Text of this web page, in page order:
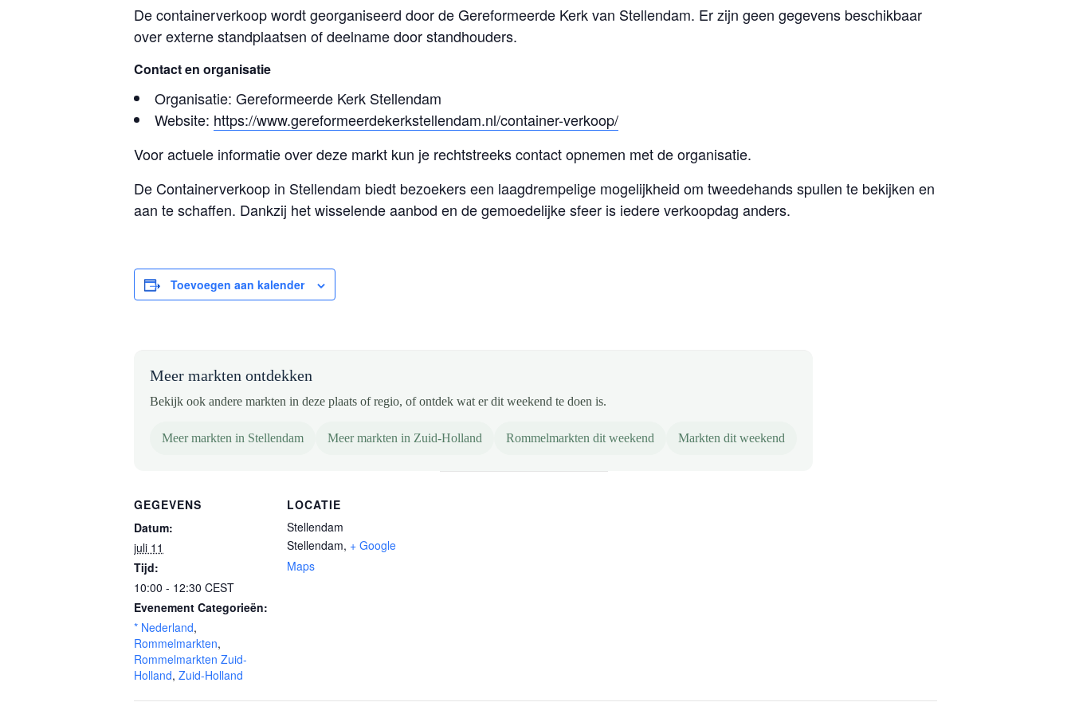
De containerverkoop wordt georganiseerd door de Gereformeerde Kerk van Stellendam. Er zijn geen gegevens beschikbaar
over externe standplaatsen of deelname door standhouders.
Contact en organisatie
Organisatie: Gereformeerde Kerk Stellendam
Website: https://www.gereformeerdekerkstellendam.nl/container-verkoop/
Voor actuele informatie over deze markt kun je rechtstreeks contact opnemen met de organisatie.
De Containerverkoop in Stellendam biedt bezoekers een laagdrempelige mogelijkheid om tweedehands spullen te bekijken en
aan te schaffen. Dankzij het wisselende aanbod en de gemoedelijke sfeer is iedere verkoopdag anders.
Toevoegen aan kalender
Meer markten ontdekken
Bekijk ook andere markten in deze plaats of regio, of ontdek wat er dit weekend te doen is.
Meer markten in Stellendam Meer markten in Zuid-Holland Rommelmarkten dit weekend Markten dit weekend
GEGEVENS
Datum:
juli 11
Tijd:
10:00 - 12:30 CEST
Evenement Categorieën:
* Nederland,
Rommelmarkten,
Rommelmarkten Zuid-
Holland, Zuid-Holland
LOCATIE
Stellendam
Stellendam, + Google
Maps